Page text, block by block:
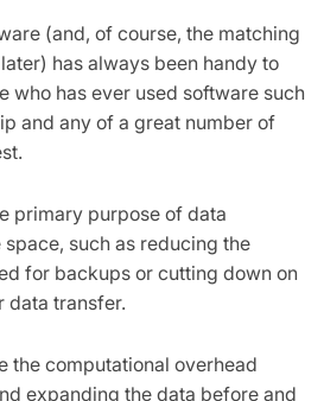
(and, of course, the matching
has always been handy to
who has ever used software such
and any of a great number of
primary purpose of data
such as reducing the
for backups or cutting down on
data transfer.
the computational overhead
expanding the data before and